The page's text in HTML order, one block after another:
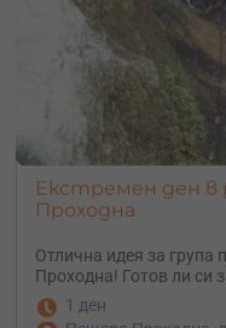
Екстремен ден в
Проходна
Отлична идея за група
Проходна! Готов ли си
1 ден